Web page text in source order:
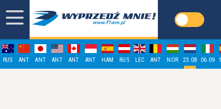
RUS ANT ANT ANT ANT ANT HAM RUS LEC ANT NOR 23.08 06.09